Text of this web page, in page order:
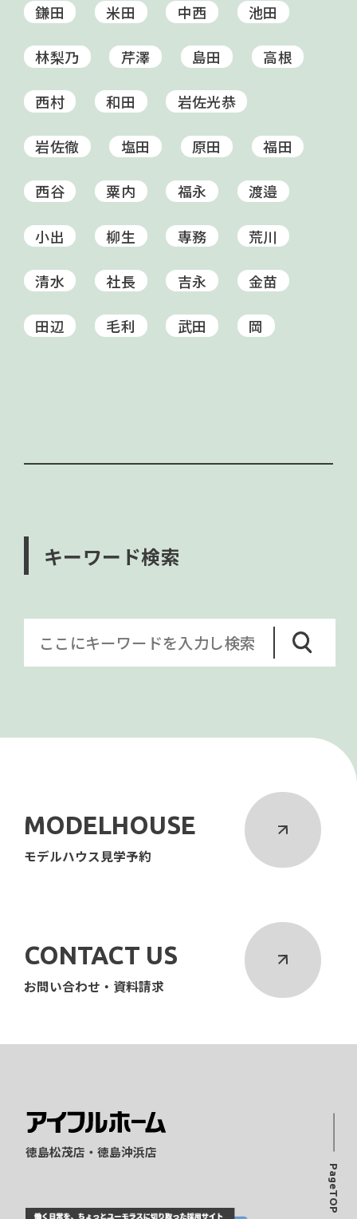
鎌田 米田 中西 池田
林梨乃 芹澤 島田 高根
西村 和田 岩佐光恭
岩佐徹 塩田 原田 福田
西谷 粟内 福永 渡邉
小出 柳生 専務 荒川
清水 社長 吉永 金苗
田辺 毛利 武田 岡
キーワード検索
MODELHOUSE
モデルハウス見学予約
CONTACT US
お問い合わせ・資料請求
徳島松茂店・徳島沖浜店
PageTOP